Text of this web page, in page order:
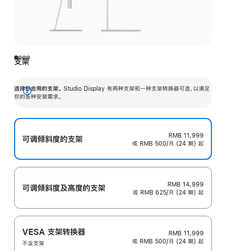
支架
选择你合用的支架。 Studio Display 有两种支架和一种支架转换器可选，以满足
你的各种安装需求。
展
可调倾斜度的支架
RMB 11,999
或 RMB 500/月 (24 期) 起
可调倾斜度及高‍度的支‍架
RMB 14,999
或 RMB 625/月 (24 期) 起
VESA 支架转换器
不含支架
RMB 11,999
或 RMB 500/月 (24 期) 起